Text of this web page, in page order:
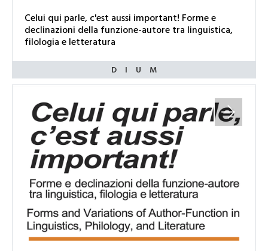
Celui qui parle, c'est aussi important! Forme e
declinazioni della funzione-autore tra linguistica,
filologia e letteratura